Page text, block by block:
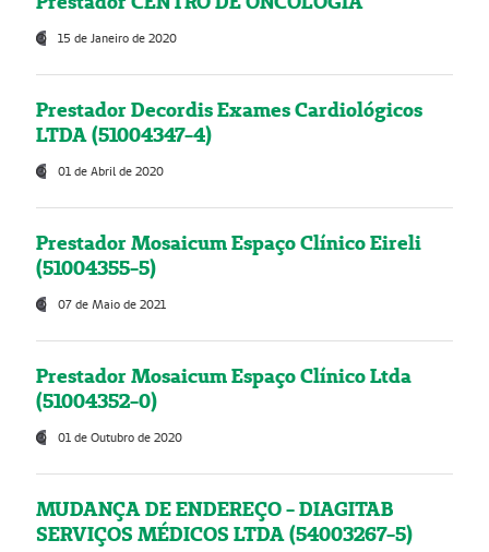
15 de Janeiro de 2020
Prestador Decordis Exames Cardiológicos
LTDA (51004347-4)
01 de Abril de 2020
Prestador Mosaicum Espaço Clínico Eireli
(51004355-5)
07 de Maio de 2021
Prestador Mosaicum Espaço Clínico Ltda
(51004352-0)
01 de Outubro de 2020
MUDANÇA DE ENDEREÇO - DIAGITAB
SERVIÇOS MÉDICOS LTDA (54003267-5)